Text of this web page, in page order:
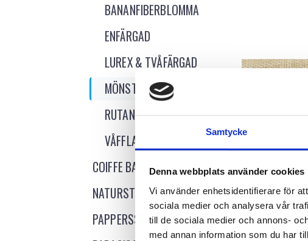
Samtycke
Denna webbplats använder cookies
Vi använder enhetsidentifierare för
sociala medier och analysera vår
till de sociala medier och annons-
med annan information som du har
BANANFIBER
Logga in
BANANFIBERBLOMMA
ENFÄRGAD
LUREX & TVÅFÄRGAD
MÖNSTRAD
RUTAN
VÅFFLA & MISH MASH
COIFFE BAS
NATURSTRÅ
PAPPERSSTRÅ